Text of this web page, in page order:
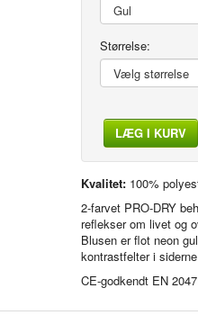
Størrelse:
LÆG I KURV
Kvalitet:100%
2-farvet PRO-DRY
reflekser om livet og
Blusen er flot neon
kontrastfelter i
CE-godkendt EN